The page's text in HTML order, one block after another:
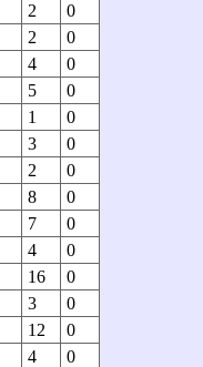
2
0
2
0
4
0
5
0
1
0
3
0
2
0
8
0
7
0
4
0
16
0
3
0
12
0
4
0